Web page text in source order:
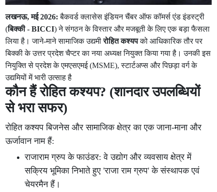
लखनऊ, मई 2026: बैकवर्ड क्लासेस इंडियन चैंबर ऑफ कॉमर्स एंड इंडस्ट्री
(बिक्की - BICCI) ने संगठन के विस्तार और मजबूती के लिए एक बड़ा फैसला
लिया है। जाने-माने सामाजिक उद्यमीरोहित कश्यपको आधिकारिक तौर पर
बिक्की के उत्तर प्रदेश चैप्टर का नया अध्यक्ष नियुक्त किया गया है। उनकी इस
नियुक्ति से प्रदेश के एमएसएमई (MSME), स्टार्टअप्स और पिछड़ा वर्ग के
उद्यमियों में भारी उत्साह है
कौन हैं रोहित कश्यप? (शानदार उपलब्धियों
से भरा सफर)
रोहित कश्यप बिजनेस और सामाजिक क्षेत्र का एक जाना-माना और
ऊर्जावान नाम हैं:
राजाराम ग्रुप के फाउंडर: वे उद्योग और व्यवसाय क्षेत्र में
सक्रिय भूमिका निभाते हुए 'राजा राम ग्रुप' के संस्थापक एवं
चेयरमैन हैं।